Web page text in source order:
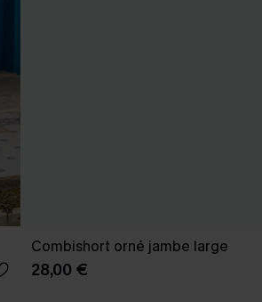
Combishort orné jambe large
28,00 €